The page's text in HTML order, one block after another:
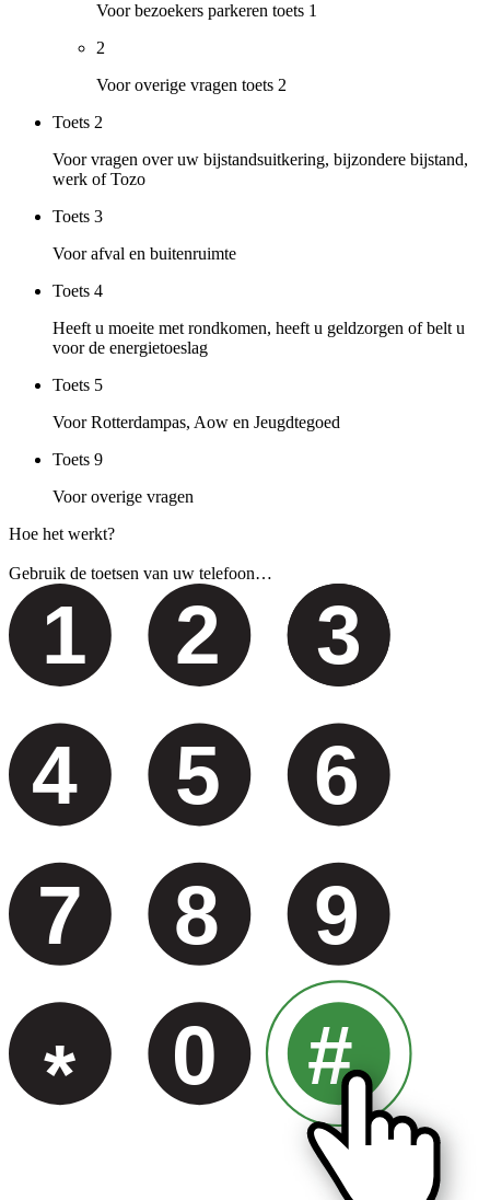
Voor bezoekers parkeren toets 1
2
Voor overige vragen toets 2
Toets 2
Voor vragen over uw bijstandsuitkering, bijzondere bijstand,
werk of Tozo
Toets 3
Voor afval en buitenruimte
Toets 4
Heeft u moeite met rondkomen, heeft u geldzorgen of belt u
voor de energietoeslag
Toets 5
Voor Rotterdampas, Aow en Jeugdtegoed
Toets 9
Voor overige vragen
Hoe het werkt?
Gebruik de toetsen van uw telefoon…
1 2
3
4
5 6
7 8
9
*
0 #